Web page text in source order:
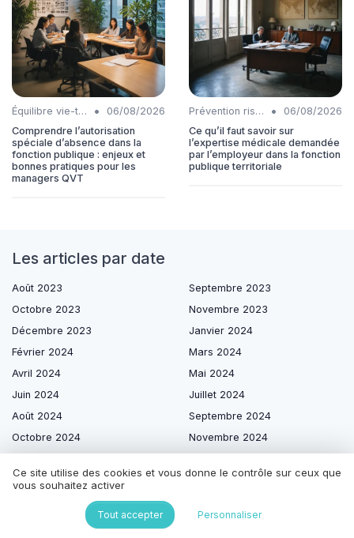
Équilibre vie-travail •
06/08/2026
Comprendre l’autorisation
spéciale d’absence dans la
fonction publique : enjeux et
bonnes pratiques pour les
managers QVT
Prévention risques •
06/08/2026
Ce qu’il faut savoir sur
l’expertise médicale demandée
par l’employeur dans la fonction
publique territoriale
Les articles par date
Août 2023
Septembre 2023
Octobre 2023
Novembre 2023
Décembre 2023
Janvier 2024
Février 2024
Mars 2024
Avril 2024
Mai 2024
Juin 2024
Juillet 2024
Août 2024
Septembre 2024
Octobre 2024
Novembre 2024
Mars 2025
Avril 2025
Août 2025
Ce site utilise des cookies et vous donne le contrôle sur ceux que
vous souhaitez activer
Tout accepter Personnaliser